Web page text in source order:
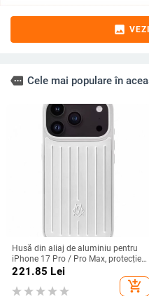
image
more Cele mai populare în
Husă din aliaj de aluminiu pentru
iPhone 17 Pro / Pro Max, protecție
anti-cădere, închidere magnetică,
turnare prin injecție, posibilitate de
personalizare
221.85 Lei
add_shopping_cart